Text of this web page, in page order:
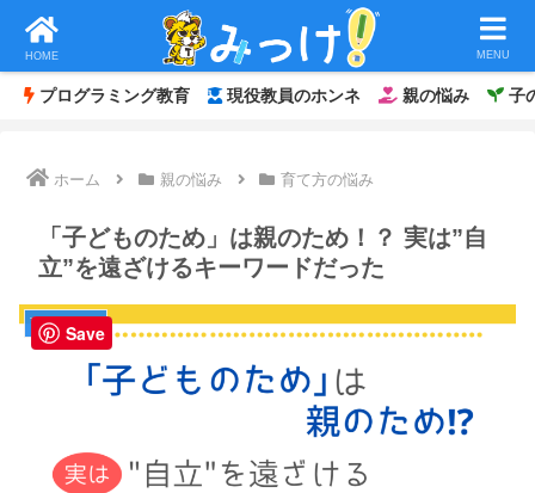
プログラミング教育 現役教員のホンネ 親の悩み 子
ホーム 親の悩み 育て方の悩み
「子どものため」は親のため！？ 実は”自
立”を遠ざけるキーワードだった
育て方の悩み
HOME MENU
Save